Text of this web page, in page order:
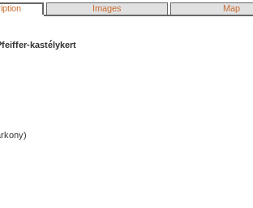
Images Map
kastélykert